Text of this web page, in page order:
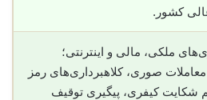
کشور.
ملکی، مالی و اینترنتی؛
صوری، کلاهبرداری‌های رمز
شکایت کیفری، پیگیری توقیف